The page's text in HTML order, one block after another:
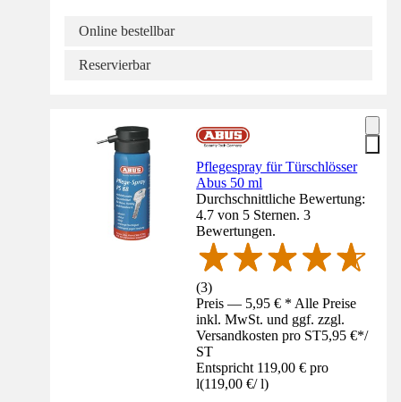
Online bestellbar
Reservierbar
Pflegespray für Türschlösser
Abus 50 ml
Durchschnittliche Bewertung:
4.7 von 5 Sternen. 3
Bewertungen.
(3)
Preis — 5,95 € * Alle Preise
inkl. MwSt. und ggf. zzgl.
Versandkosten pro ST5,95 €*/
ST
Entspricht 119,00 € pro
l(119,00 €/ l)